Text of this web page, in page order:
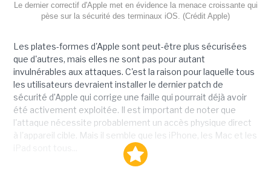
Le dernier correctif d'Apple met en évidence la menace croissante qui
pèse sur la sécurité des terminaux iOS. (Crédit Apple)
Les plates-formes d'Apple sont peut-être plus sécurisées
que d'autres, mais elles ne sont pas pour autant
invulnérables aux attaques. C'est la raison pour laquelle tous
les utilisateurs devraient installer le dernier patch de
sécurité d’Apple qui corrige une faille qui pourrait déjà avoir
été activement exploitée. Il est important de noter que
l'attaque nécessite probablement un accès physique direct
à l'appareil cible. Mais il semble que les iPhone, les Mac et les